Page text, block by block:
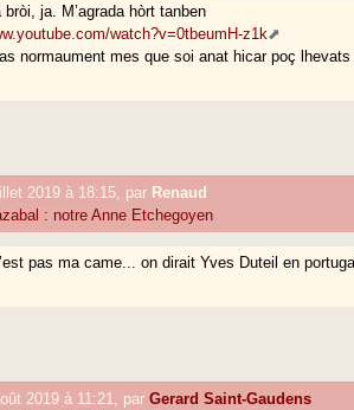
bròi, ja. M’agrada hòrt tanben
watch?v=0tbeumH-z1k
normaument mes que soi anat hicar poç lhevats
2019 à 18:15 par Renaud
: notre Anne Etchegoyen
pas ma came... on dirait Yves Duteil en
2019 à 11:21 parGerard Saint-Gaudens